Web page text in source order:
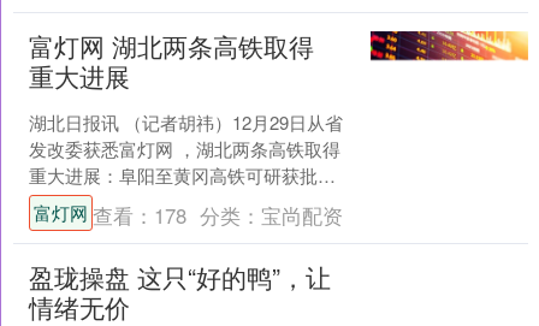
富灯网 湖北两条高铁取得
重大进展
湖北日报讯 （记者胡祎）12月29日从省
发改委获悉富灯网 ，湖北两条高铁取得
重大进展：阜阳至黄冈高铁可研获批，
宜昌至常德高铁全线开工建设。至此，
湖北在建高铁里程....
富灯网 查看： 178 分类： 宝尚配资
盈珑操盘 这只“好的鸭”，让
情绪无价